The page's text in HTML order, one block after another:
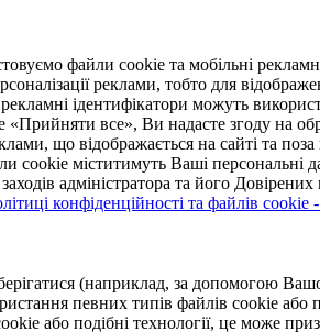
файли cookie та мобільні
реклами, тобто для
ідентифікатори можуть
все», Ви надасте згоду на
що відображається на сайті та
cookie міститимуть Ваші персональні
адміністратора та його
конфіденційності та файлів cookie
(наприклад, за допомогою
певних типів файлів cookie або
або подібні технології, це може